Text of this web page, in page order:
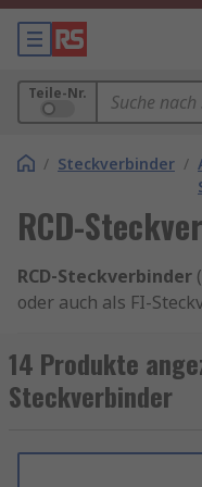
Teile-Nr.
/ Steckverbinder /
RCD-
RCD‑Steckverbinder
oder auch als FI-
überall dort
Zuverlässigkeit,
Bauform entscheidend
14 Produkte
Steckverbinder